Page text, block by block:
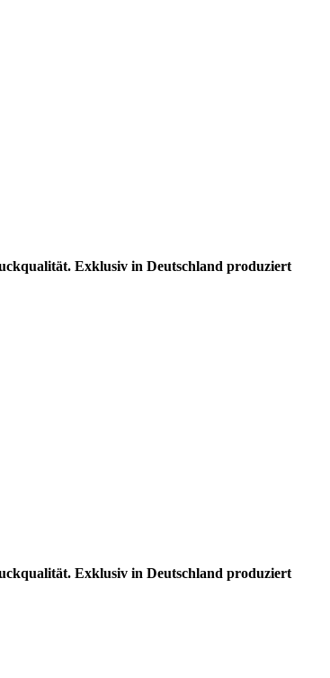
Exklusiv in Deutschland produziert
Exklusiv in Deutschland produziert